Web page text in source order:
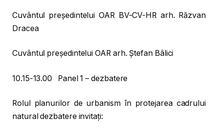
Cuvântul președintelui OAR BV-CV-HR arh. Răzvan
Dracea
Cuvântul președintelui OAR arh. Ștefan Bâlici
10.15-13.00 Panel 1 – dezbatere
Rolul planurilor de urbanism în protejarea cadrului
natural dezbatere invitați: